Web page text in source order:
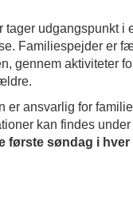
tager udgangspunkt i
Familiespejder er
gennem aktiviteter
er ansvarlig for
kan findes under
første søndag i hver